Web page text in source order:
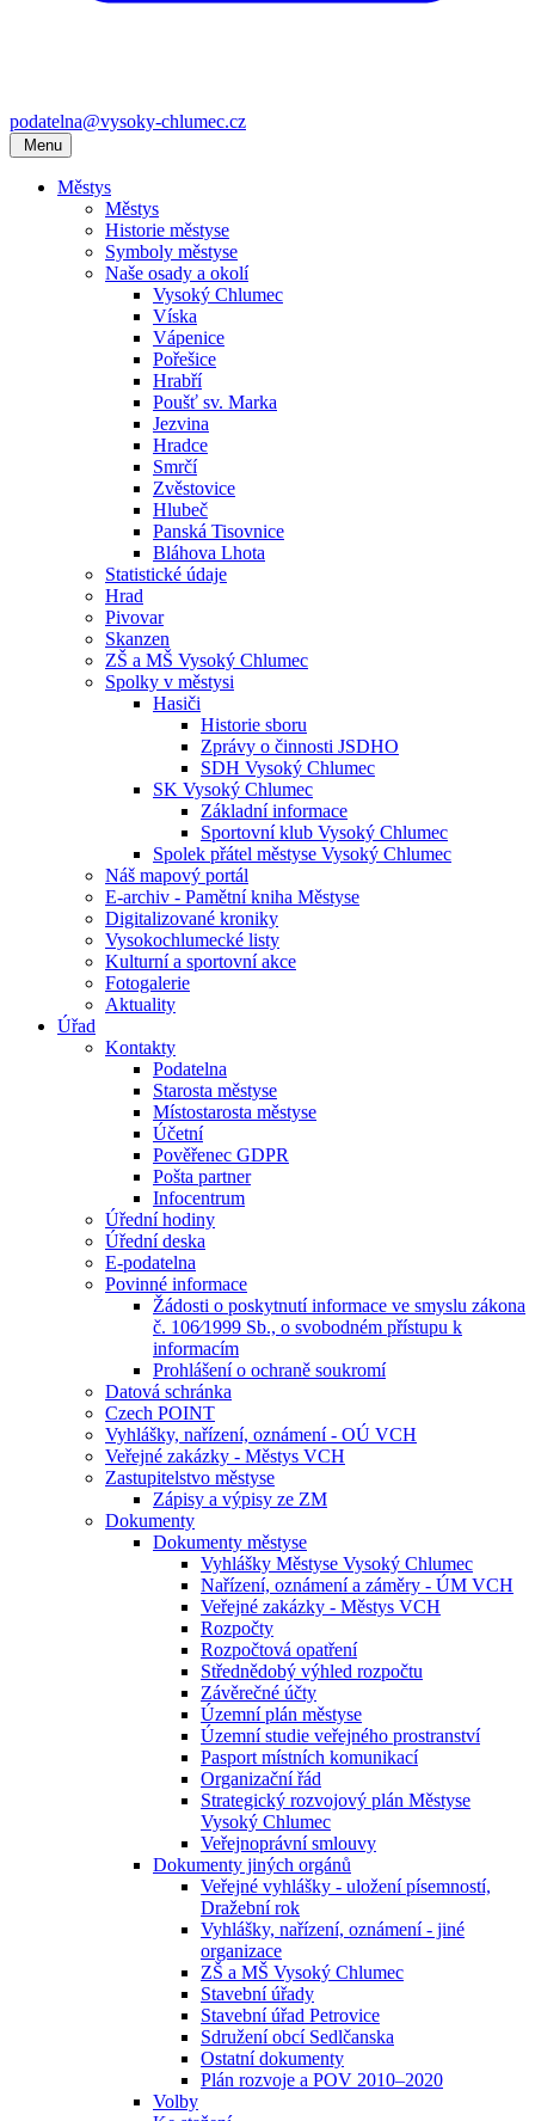
podatelna@vysoky-chlumec.cz
Menu
Městys
Městys
Historie městyse
Symboly městyse
Naše osady a okolí
Vysoký Chlumec
Víska
Vápenice
Pořešice
Hrabří
Poušť sv. Marka
Jezvina
Hradce
Smrčí
Zvěstovice
Hlubeč
Panská Tisovnice
Bláhova Lhota
Statistické údaje
Hrad
Pivovar
Skanzen
ZŠ a MŠ Vysoký Chlumec
Spolky v městysi
Hasiči
Historie sboru
Zprávy o činnosti JSDHO
SDH Vysoký Chlumec
SK Vysoký Chlumec
Základní informace
Sportovní klub Vysoký Chlumec
Spolek přátel městyse Vysoký Chlumec
Náš mapový portál
E-archiv - Pamětní kniha Městyse
Digitalizované kroniky
Vysokochlumecké listy
Kulturní a sportovní akce
Fotogalerie
Aktuality
Úřad
Kontakty
Podatelna
Starosta městyse
Místostarosta městyse
Účetní
Pověřenec GDPR
Pošta partner
Infocentrum
Úřední hodiny
Úřední deska
E-podatelna
Povinné informace
Žádosti o poskytnutí informace ve smyslu zákona
č. 106⁄1999 Sb., o svobodném přístupu k
informacím
Prohlášení o ochraně soukromí
Datová schránka
Czech POINT
Vyhlášky, nařízení, oznámení - OÚ VCH
Veřejné zakázky - Městys VCH
Zastupitelstvo městyse
Zápisy a výpisy ze ZM
Dokumenty
Dokumenty městyse
Vyhlášky Městyse Vysoký Chlumec
Nařízení, oznámení a záměry - ÚM VCH
Veřejné zakázky - Městys VCH
Rozpočty
Rozpočtová opatření
Střednědobý výhled rozpočtu
Závěrečné účty
Územní plán městyse
Územní studie veřejného prostranství
Pasport místních komunikací
Organizační řád
Strategický rozvojový plán Městyse
Vysoký Chlumec
Veřejnoprávní smlouvy
Dokumenty jiných orgánů
Veřejné vyhlášky - uložení písemností,
Dražební rok
Vyhlášky, nařízení, oznámení - jiné
organizace
ZŠ a MŠ Vysoký Chlumec
Stavební úřady
Stavební úřad Petrovice
Sdružení obcí Sedlčanska
Ostatní dokumenty
Plán rozvoje a POV 2010–2020
Volby